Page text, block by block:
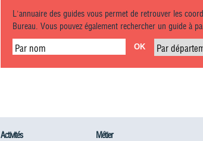
L'annuaire des guides vous permet de retrouver les
Bureau. Vous pouvez également rechercher un guide à
Par nom Par
Activités Métier